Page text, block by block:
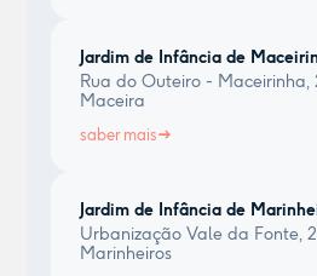
Jardim de Infância de
Rua do Outeiro - Maceirinha,
Maceira
saber mais
Jardim de Infância de
Urbanização Vale da Fonte,
Marinheiros